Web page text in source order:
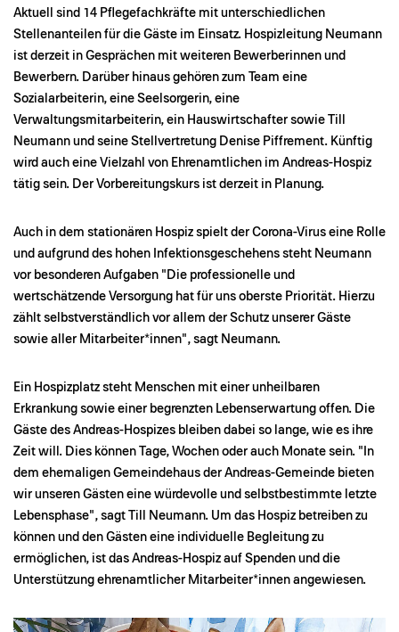
Aktuell sind 14 Pflegefachkräfte mit unterschiedlichen
Stellenanteilen für die Gäste im Einsatz. Hospizleitung Neumann
ist derzeit in Gesprächen mit weiteren Bewerberinnen und
Bewerbern. Darüber hinaus gehören zum Team eine
Sozialarbeiterin, eine Seelsorgerin, eine
Verwaltungsmitarbeiterin, ein Hauswirtschafter sowie Till
Neumann und seine Stellvertretung Denise Piffrement. Künftig
wird auch eine Vielzahl von Ehrenamtlichen im Andreas-Hospiz
tätig sein. Der Vorbereitungskurs ist derzeit in Planung.
Auch in dem stationären Hospiz spielt der Corona-Virus eine Rolle
und aufgrund des hohen Infektionsgeschehens steht Neumann
vor besonderen Aufgaben "Die professionelle und
wertschätzende Versorgung hat für uns oberste Priorität. Hierzu
zählt selbstverständlich vor allem der Schutz unserer Gäste
sowie aller Mitarbeiter*innen", sagt Neumann.
Ein Hospizplatz steht Menschen mit einer unheilbaren
Erkrankung sowie einer begrenzten Lebenserwartung offen. Die
Gäste des Andreas-Hospizes bleiben dabei so lange, wie es ihre
Zeit will. Dies können Tage, Wochen oder auch Monate sein. "In
dem ehemaligen Gemeindehaus der Andreas-Gemeinde bieten
wir unseren Gästen eine würdevolle und selbstbestimmte letzte
Lebensphase", sagt Till Neumann. Um das Hospiz betreiben zu
können und den Gästen eine individuelle Begleitung zu
ermöglichen, ist das Andreas-Hospiz auf Spenden und die
Unterstützung ehrenamtlicher Mitarbeiter*innen angewiesen.